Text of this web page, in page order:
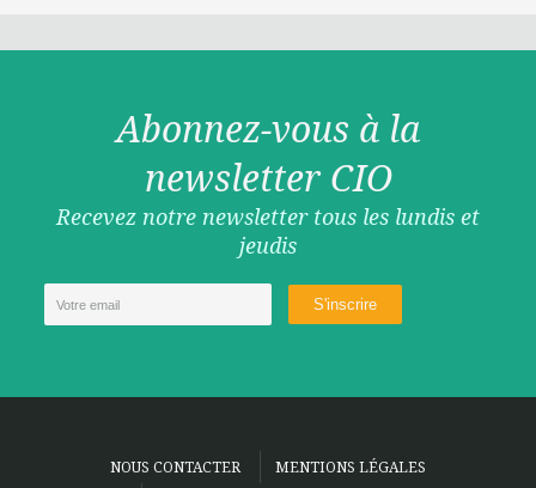
Abonnez-vous à la
newsletter CIO
Recevez notre newsletter tous les lundis et
jeudis
NOUS CONTACTER
MENTIONS LÉGALES